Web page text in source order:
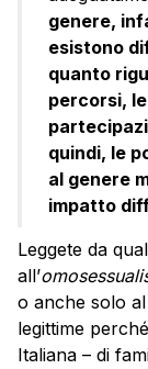
genere,
esistono
quanto
percorsi,
quindi, le
al genere
impatto
Leggete da
all’
o anche solo
legittime
Italiana – di